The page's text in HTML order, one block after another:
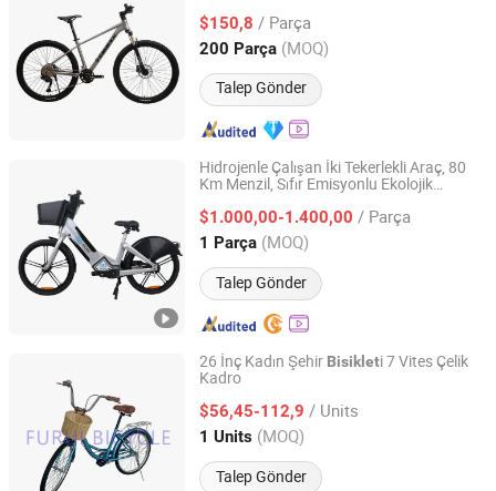
$150,8 / Parça
200 Parça (MOQ)
Talep Gönder
Company
Tianjin, China
Hidrojenle Çalışan İki Tekerlekli Araç, 80
Km Menzil, Sıfır Emisyonlu Ekolojik
$1.000,00-1.400,00 / Parça
1 Parça (MOQ)
Talep Gönder
Hyvitech New Energy Technology Co., Ltd.
Hubei, China Fiyat 2025
26 İnç Kadın Şehir Bisikleti 7 Vites Çelik
Kadro
$56,45-112,9 / Units
1 Units (MOQ)
Talep Gönder
Bengbu Furui Electromechanical Technology Co., Ltd.
Anhui, China Fiyat 2024